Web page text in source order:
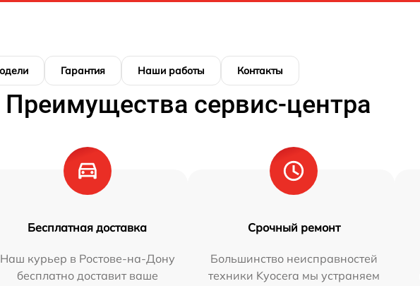
Гарантия Наши работы Контакты
Преимущества сервис-центра
Бесплатная доставка
Наш курьер в Ростове-на-Дону
бесплатно доставит ваше
Срочный ремонт
Большинство неисправностей
техники Kyocera мы устраняем